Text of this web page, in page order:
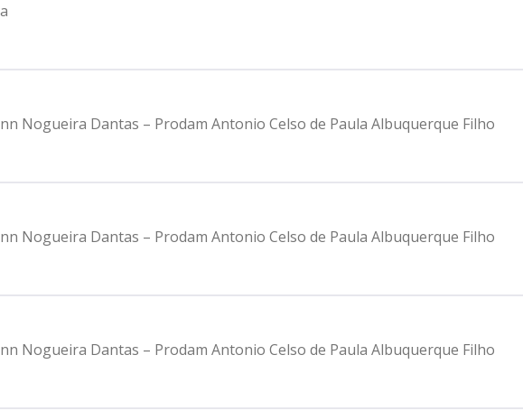
Nogueira Dantas – Prodam Antonio Celso de Paula Albuquerque Filho
Nogueira Dantas – Prodam Antonio Celso de Paula Albuquerque Filho
Nogueira Dantas – Prodam Antonio Celso de Paula Albuquerque Filho